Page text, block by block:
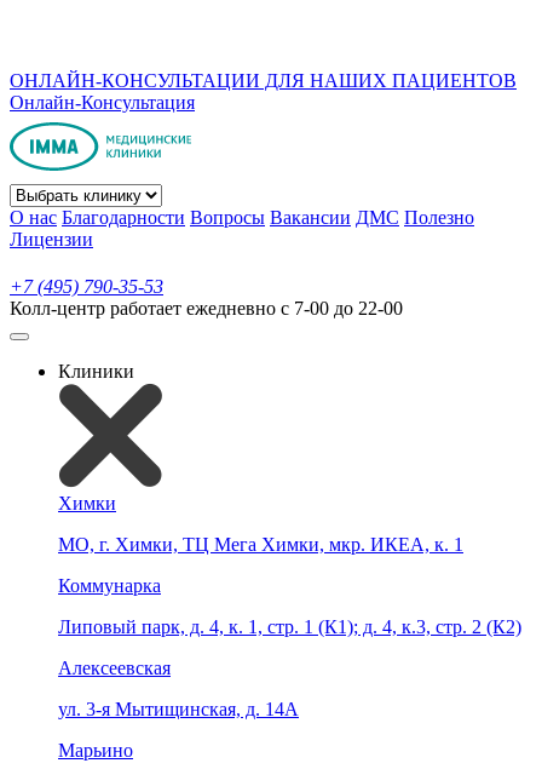
ОНЛАЙН-КОНСУЛЬТАЦИИ ДЛЯ НАШИХ ПАЦИЕНТОВ
Онлайн-Консультация
О нас Благодарности Вопросы Вакансии ДМС Полезно
Лицензии
+7 (495) 790-35-53
Колл-центр работает ежедневно с 7-00 до 22-00
Клиники
Химки
МО, г. Химки, ТЦ Мега Химки, мкр. ИКЕА, к. 1
Коммунарка
Липовый парк, д. 4, к. 1, стр. 1 (К1); д. 4, к.3, стр. 2 (К2)
Алексеевская
ул. 3-я Мытищинская, д. 14А
Марьино